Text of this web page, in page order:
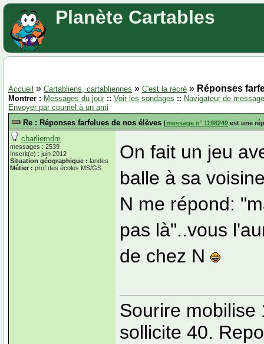
Planète Cartables
Accueil » Cartabliens, cartabliennes » C'est la récré » Réponses
Montrer : Messages du jour :: Voir les sondages :: Navigateur de
Envoyer par courriel à un ami
Re : Réponses farfelues de nos élèves [message n° 1198249 est une
charliemdm
messages : 2539
Inscrit(e) : juin 2012
Situation géographique : landes
Métier : prof des écoles MS/GS
On fait un jeu
balle à sa
N me répond:
pas là"..vous
de chez N
Sourire mobilise
sollicite 40.